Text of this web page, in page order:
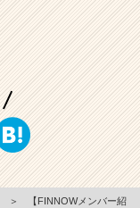
＞
【FINNOWメンバー紹